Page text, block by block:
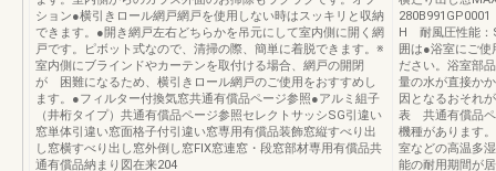
ション●横引きロール網戸網戸を使用しない時はスッキリと収納
できます。●開き網戸左右どちらかを吊元にして室内側に開く網
戸です。ピボット式なので、清掃の際、簡単に着脱できます。※
室内側にブラインドやカーテンを取付ける場合、網戸の開閉
が 困難になるため、横引きロール網戸のご使用をおすすめし
ます。●フィルター付換気窓共通有償品ページ参照●アルミ組子
（井桁タイプ）共通有償品ページ参照セレクトサッシSG引違い
窓単体引違い窓面格子付引違い窓専用有償品装飾窓縦すべり出
し窓横すべり出し窓外倒し窓FIX窓連窓・段窓部材専用有償品共
通有償品納まり図在来204
H 耐風圧性能：
囲は●浴室にご使
ださい。浴室部
量の水が直接か
因となるおそれ
表 共通有償品ペ
機種があります
室などの高温多
能の耐用期間が